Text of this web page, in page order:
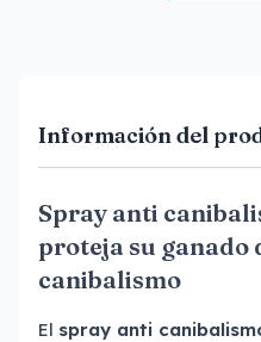
Información del
Spray anti
proteja su ganado
canibalismo
El spray anti